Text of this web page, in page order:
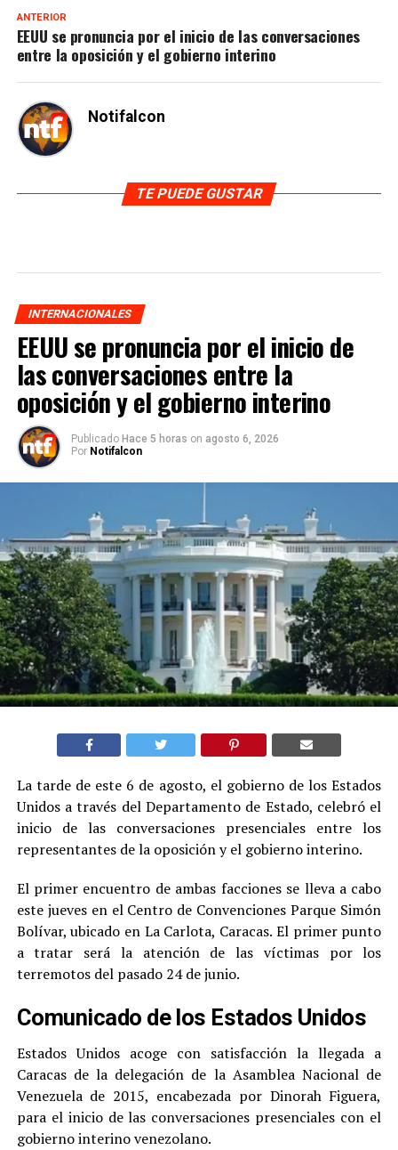
ANTERIOR
EEUU se pronuncia por el inicio de las conversaciones
entre la oposición y el gobierno interino
Notifalcon
TE PUEDE GUSTAR
INTERNACIONALES
EEUU se pronuncia por el inicio de
las conversaciones entre la
oposición y el gobierno interino
Publicado Hace 5 horas on agosto 6, 2026
Por Notifalcon
La tarde de este 6 de agosto, el gobierno de los Estados
Unidos a través del Departamento de Estado, celebró el
inicio de las conversaciones presenciales entre los
representantes de la oposición y el gobierno interino.
El primer encuentro de ambas facciones se lleva a cabo
este jueves en el Centro de Convenciones Parque Simón
Bolívar, ubicado en La Carlota, Caracas. El primer punto
a tratar será la atención de las víctimas por los
terremotos del pasado 24 de junio.
Comunicado de los Estados Unidos
Estados Unidos acoge con satisfacción la llegada a
Caracas de la delegación de la Asamblea Nacional de
Venezuela de 2015, encabezada por Dinorah Figuera,
para el inicio de las conversaciones presenciales con el
gobierno interino venezolano.